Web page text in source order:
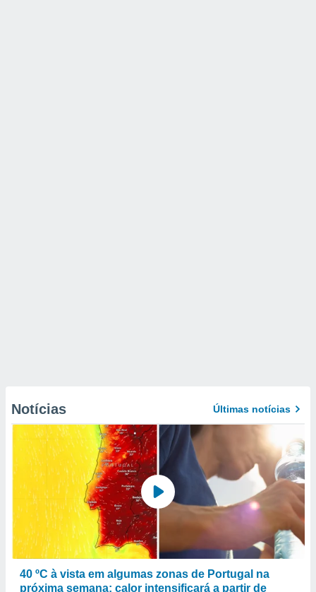
Notícias Últimas notícias
40 ºC à vista em algumas zonas de Portugal na
próxima semana: calor intensificará a partir de